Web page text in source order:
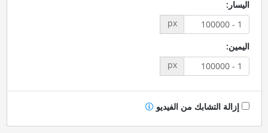
اليسار:
px
اليمين:
px
إزالة التشابك من الفيديو